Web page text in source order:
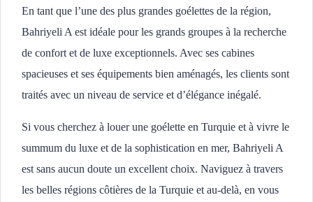
En tant que l’une des plus grandes goélettes de la région,
Bahriyeli A est idéale pour les grands groupes à la recherche
de confort et de luxe exceptionnels. Avec ses cabines
spacieuses et ses équipements bien aménagés, les clients sont
traités avec un niveau de service et d’élégance inégalé.
Si vous cherchez à louer une goélette en Turquie et à vivre le
summum du luxe et de la sophistication en mer, Bahriyeli A
est sans aucun doute un excellent choix. Naviguez à travers
les belles régions côtières de la Turquie et au-delà, en vous